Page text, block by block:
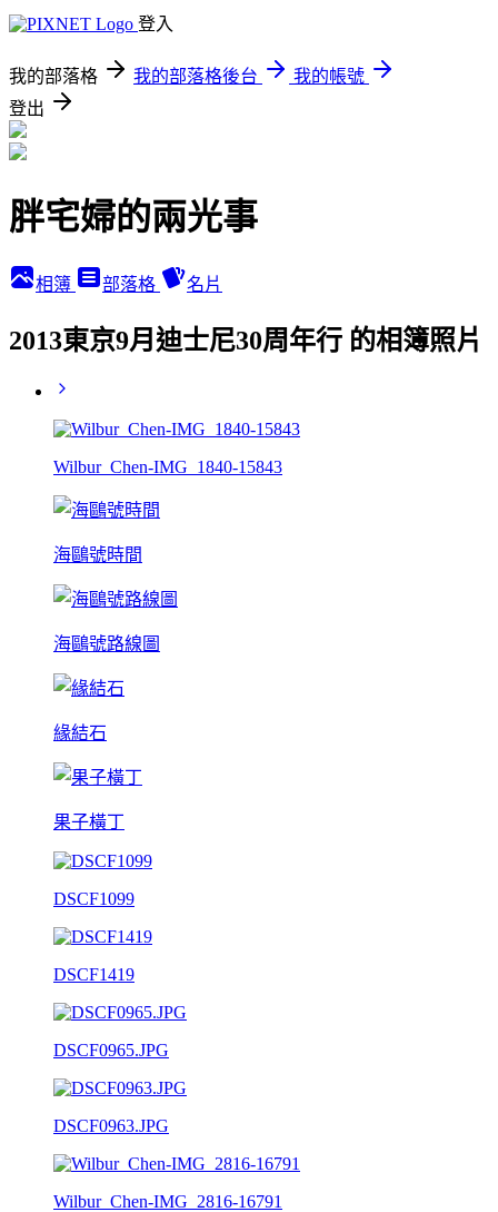
登入
我的部落格 我的部落格後台
我的帳號
登出
胖宅婦的兩光事
相簿 部落格 名片
2013東京9月迪士尼30周年行 的相簿照片
Wilbur_Chen-IMG_1840-15843
海鷗號時間
海鷗號路線圖
緣結石
果子橫丁
DSCF1099
DSCF1419
DSCF0965.JPG
DSCF0963.JPG
Wilbur_Chen-IMG_2816-16791